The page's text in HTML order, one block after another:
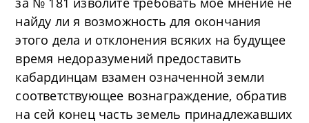
найду ли я возможность для окончания
этого дела и отклонения всяких на будущее
время недоразумений предоставить
кабардинцам взамен означенной земли
соответствующее вознаграждение, обратив
на сей конец часть земель принадлежавших